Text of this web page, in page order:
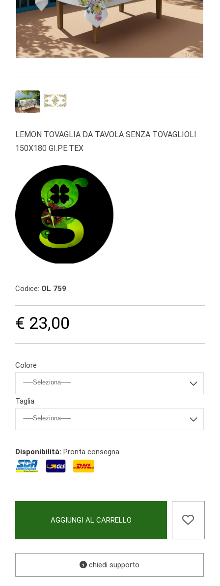
LEMON TOVAGLIA DA TAVOLA SENZA TOVAGLIOLI
150X180 GI.PE.TEX
Codice: OL 759
€ 23,00
Colore
Taglia
Disponibilità: Pronta consegna
AGGIUNGI AL CARRELLO
chiedi supporto